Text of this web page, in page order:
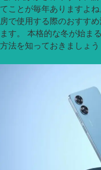
てことが毎年ありますよ
房で使用する際のおすす
ます。 本格的な冬が始ま
方法を知っておきましょ